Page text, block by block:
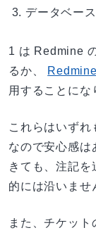
データベー
1 は Redmine
るか、
用することにな
これらはいず
なので安心感は
きても、注記を
的には沿いませ
また、チケッ